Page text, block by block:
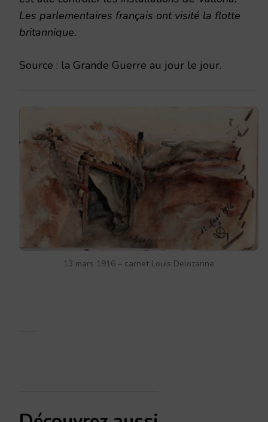
Les parlementaires français ont visité la flotte
britannique.
Source : la Grande Guerre au jour le jour.
13 mars 1916 – carnet Louis Delozanne